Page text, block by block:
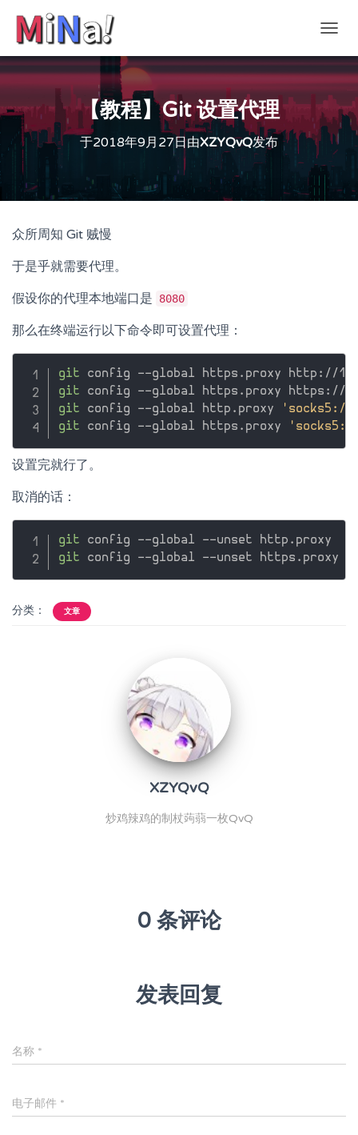
换
导
航
【教程】Git 设置代理
于2018年9月27日由XZYQvQ发布
众所周知 Git 贼慢
于是乎就需要代理。
假设你的代理本地端口是
8080
那么在终端运行以下命令即可设置代理：
git
git
git config --global http.proxy
'socks5://
git config --global https.proxy
设置完就行了。
取消的话：
git
git
分类： 文章
XZYQvQ
炒鸡辣鸡的制杖蒟蒻一枚QvQ
0 条评论
发表回复
名称 *
电子邮件 *